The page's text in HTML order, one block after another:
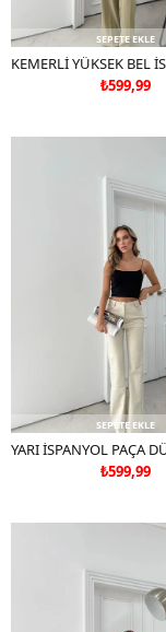
SEPETE EKLE
₺599,99
SEPETE EKLE
₺599,99